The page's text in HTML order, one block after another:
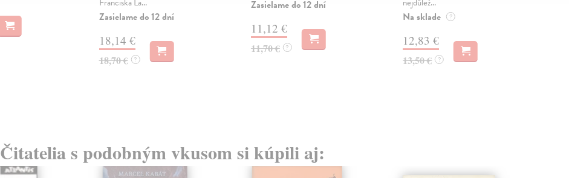
Zasielame do 12 dní
18,14 €
18,70 € ?
Zasielame do 12 dní
11,12 €
11,70 € ?
Na sklade ?
12,83 €
13,50 € ?
Čitatelia s podobným vkusom si kúpili aj: